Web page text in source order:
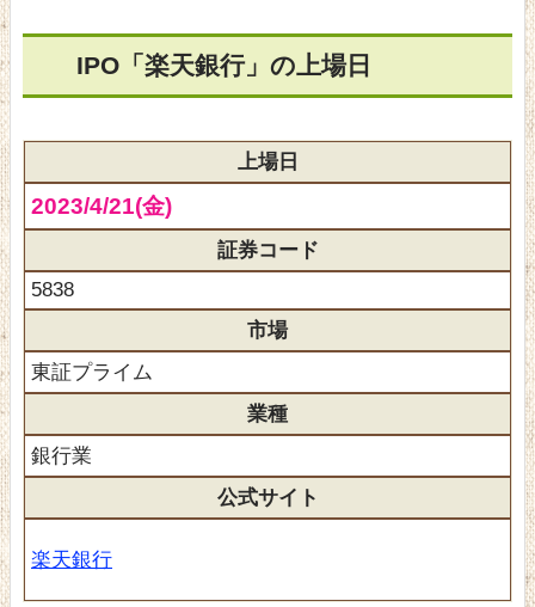
IPO「楽天銀行」の上場日
上場日
2023/4/21(金)
証券コード
5838
市場
東証プライム
業種
銀行業
公式サイト
楽天銀行